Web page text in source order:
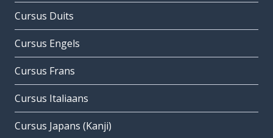
Cursus Duits
Cursus Engels
Cursus Frans
Cursus Italiaans
Cursus Japans (Kanji)